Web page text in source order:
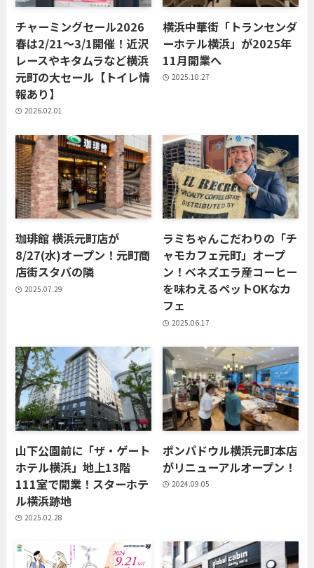
チャーミングセール2026
春は2/21〜3/1開催！近沢
レースやキタムラなど横浜
元町の大セール【トイレ情
報あり】
2026.02.01
横浜中華街「トランセンダ
ーホテル横浜」が2025年
11月開業へ
2025.10.27
珈琲館 横浜元町店が
8/27(水)オープン！元町商
店街スタバの隣
2025.07.29
ラミちゃんこだわりの「チ
ャモカフェ元町」オープ
ン！ベネズエラ産コーヒー
を味わえるペットOKなカ
フェ
2025.06.17
山下公園前に「ザ・ゲート
ホテル横浜」地上13階
111室で開業！スターホテ
ル横浜跡地
2025.02.28
ポンパドウル横浜元町本店
がリニューアルオープン！
2024.09.05